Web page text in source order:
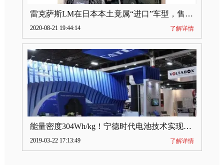
雷克萨斯LM在日本本土竟属“进口”车型，售价2580万日元
2020-08-21 19:44:14 了解详情
能量密度304Wh/kg！宁德时代电池技术实现突破
2019-03-22 17:13:49 了解详情